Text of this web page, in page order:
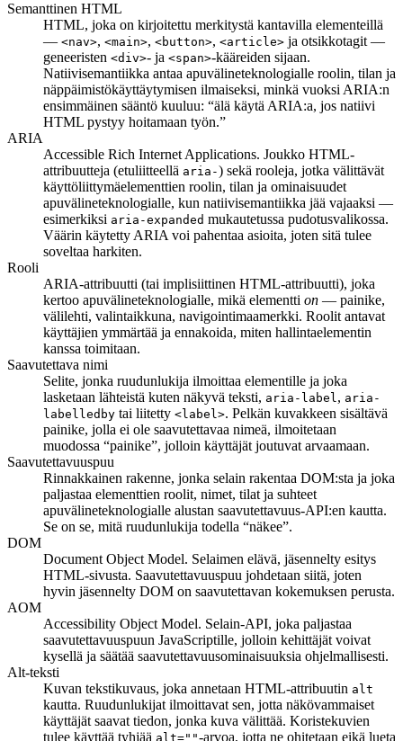
Semanttinen HTML
HTML, joka on kirjoitettu merkitystä kantavilla elementeillä
— <nav>, <main>, <button>, <article> ja otsikkotagit —
geneeristen <div>- ja <span>-kääreiden sijaan.
Natiivisemantiikka antaa apuvälineteknologialle roolin, tilan ja
näppäimistökäyttäytymisen ilmaiseksi, minkä vuoksi ARIA:n
ensimmäinen sääntö kuuluu: “älä käytä ARIA:a, jos natiivi
HTML pystyy hoitamaan työn.”
ARIA
Accessible Rich Internet Applications. Joukko HTML-
attribuutteja (etuliitteellä aria-) sekä rooleja, jotka välittävät
käyttöliittymäelementtien roolin, tilan ja ominaisuudet
apuvälineteknologialle, kun natiivisemantiikka jää vajaaksi —
esimerkiksi aria-expanded mukautetussa pudotusvalikossa.
Väärin käytetty ARIA voi pahentaa asioita, joten sitä tulee
soveltaa harkiten.
Rooli
ARIA-attribuutti (tai implisiittinen HTML-attribuutti), joka
kertoo apuvälineteknologialle, mikä elementti on — painike,
välilehti, valintaikkuna, navigointimaamerkki. Roolit antavat
käyttäjien ymmärtää ja ennakoida, miten hallintaelementin
kanssa toimitaan.
Saavutettava nimi
Selite, jonka ruudunlukija ilmoittaa elementille ja joka
lasketaan lähteistä kuten näkyvä teksti, aria-label, aria-
labelledby tai liitetty <label>. Pelkän kuvakkeen sisältävä
painike, jolla ei ole saavutettavaa nimeä, ilmoitetaan
muodossa “painike”, jolloin käyttäjät joutuvat arvaamaan.
Saavutettavuuspuu
Rinnakkainen rakenne, jonka selain rakentaa DOM:sta ja joka
paljastaa elementtien roolit, nimet, tilat ja suhteet
apuvälineteknologialle alustan saavutettavuus-API:en kautta.
Se on se, mitä ruudunlukija todella “näkee”.
DOM
Document Object Model. Selaimen elävä, jäsennelty esitys
HTML-sivusta. Saavutettavuuspuu johdetaan siitä, joten
hyvin jäsennelty DOM on saavutettavan kokemuksen perusta.
AOM
Accessibility Object Model. Selain-API, joka paljastaa
saavutettavuuspuun JavaScriptille, jolloin kehittäjät voivat
kysellä ja säätää saavutettavuusominaisuuksia ohjelmallisesti.
Alt-teksti
Kuvan tekstikuvaus, joka annetaan HTML-attribuutin alt
kautta. Ruudunlukijat ilmoittavat sen, jotta näkövammaiset
käyttäjät saavat tiedon, jonka kuva välittää. Koristekuvien
tulee käyttää tyhjää alt=""-arvoa, jotta ne ohitetaan eikä lueta